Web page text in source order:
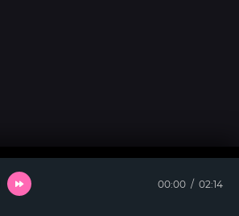
00:00 02:14